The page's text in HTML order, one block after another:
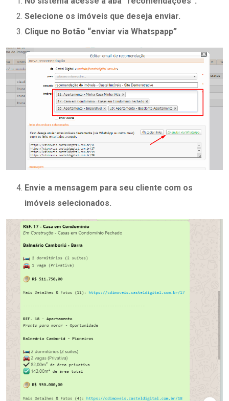
Selecione os imóveis que deseja enviar.
Clique no Botão “enviar via Whatspapp”
Envie a mensagem para seu cliente com os
imóveis selecionados.